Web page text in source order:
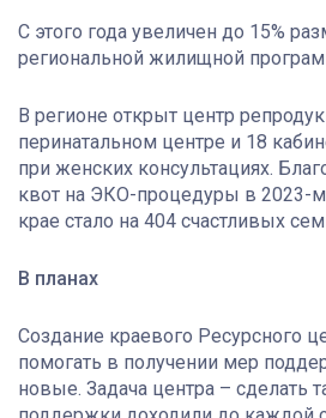
С этого года увеличен до 15%
региональной жилищной
В регионе открыт центр
перинатальном центре и 18
при женских консультациях.
квот на ЭКО-процедуры в 2023-
крае стало на 404 счастливых
В планах
Создание краевого Ресурсного
помогать в получении мер
новые. Задача центра – сделать